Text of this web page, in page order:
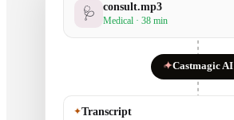
🩺 consult.mp3
Medical · 38 min
✦Castmagic AI
✦Transcript